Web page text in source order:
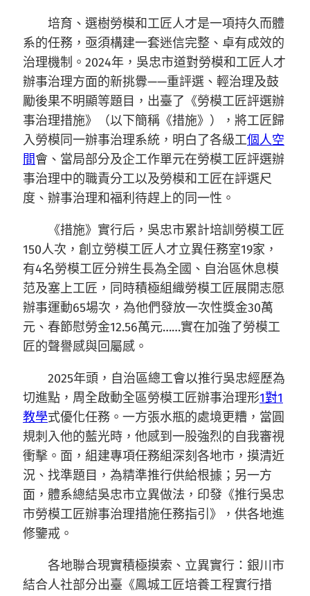
培育、選樹勞模和工匠人才是一項持久而體
系的任務，亟須構建一套迷信完整、卓有成效的
治理機制。2024年，吳忠市道對勞模和工匠人才
辦事治理方面的新挑釁——重評選、輕治理及鼓
勵後果不明顯等題目，出臺了《勞模工匠評選辦
事治理措施》（以下簡稱《措施》），將工匠歸
入勞模同一辦事治理系統，明白了各級工個人空
間會、當局部分及企工作單元在勞模工匠評選辦
事治理中的職責分工以及勞模和工匠在評選尺
度、辦事治理和福利待趕上的同一性。
《措施》實行后，吳忠市累計培訓勞模工匠
150人次，創立勞模工匠人才立異任務室19家，
有4名勞模工匠分辨生長為全國、自治區休息模
范及塞上工匠，同時積極組織勞模工匠展開志愿
辦事運動65場次，為他們發放一次性獎金30萬
元、春節慰勞金12.56萬元……實在加強了勞模工
匠的聲譽感與回屬感。
2025年頭，自治區總工會以推行吳忠經歷為
切進點，周全啟動全區勞模工匠辦事治理形1對1
教學式優化任務。一方張水瓶的處境更糟，當圓
規刺入他的藍光時，他感到一股強烈的自我審視
衝擊。面，組建專項任務組深刻各地市，摸清近
況、找準題目，為精準推行供給根據；另一方
面，體系總結吳忠市立異做法，印發《推行吳忠
市勞模工匠辦事治理措施任務指引》，供各地進
修鑒戒。
各地聯合現實積極摸索、立異實行：銀川市
結合人社部分出臺《鳳城工匠培養工程實行措